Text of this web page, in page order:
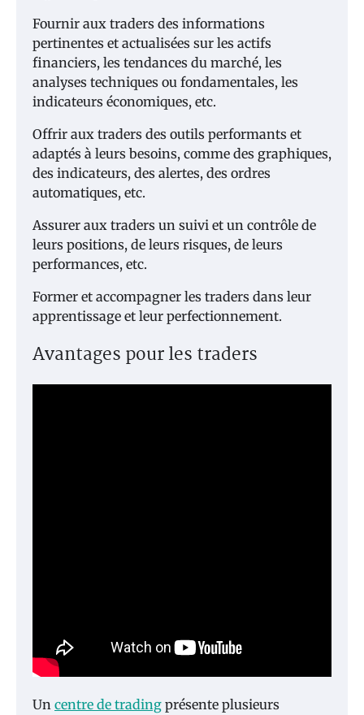
Fournir aux traders des informations
pertinentes et actualisées sur les actifs
financiers, les tendances du marché, les
analyses techniques ou fondamentales, les
indicateurs économiques, etc.
Offrir aux traders des outils performants et
adaptés à leurs besoins, comme des graphiques,
des indicateurs, des alertes, des ordres
automatiques, etc.
Assurer aux traders un suivi et un contrôle de
leurs positions, de leurs risques, de leurs
performances, etc.
Former et accompagner les traders dans leur
apprentissage et leur perfectionnement.
Avantages pour les traders
Un centre de trading présente plusieurs